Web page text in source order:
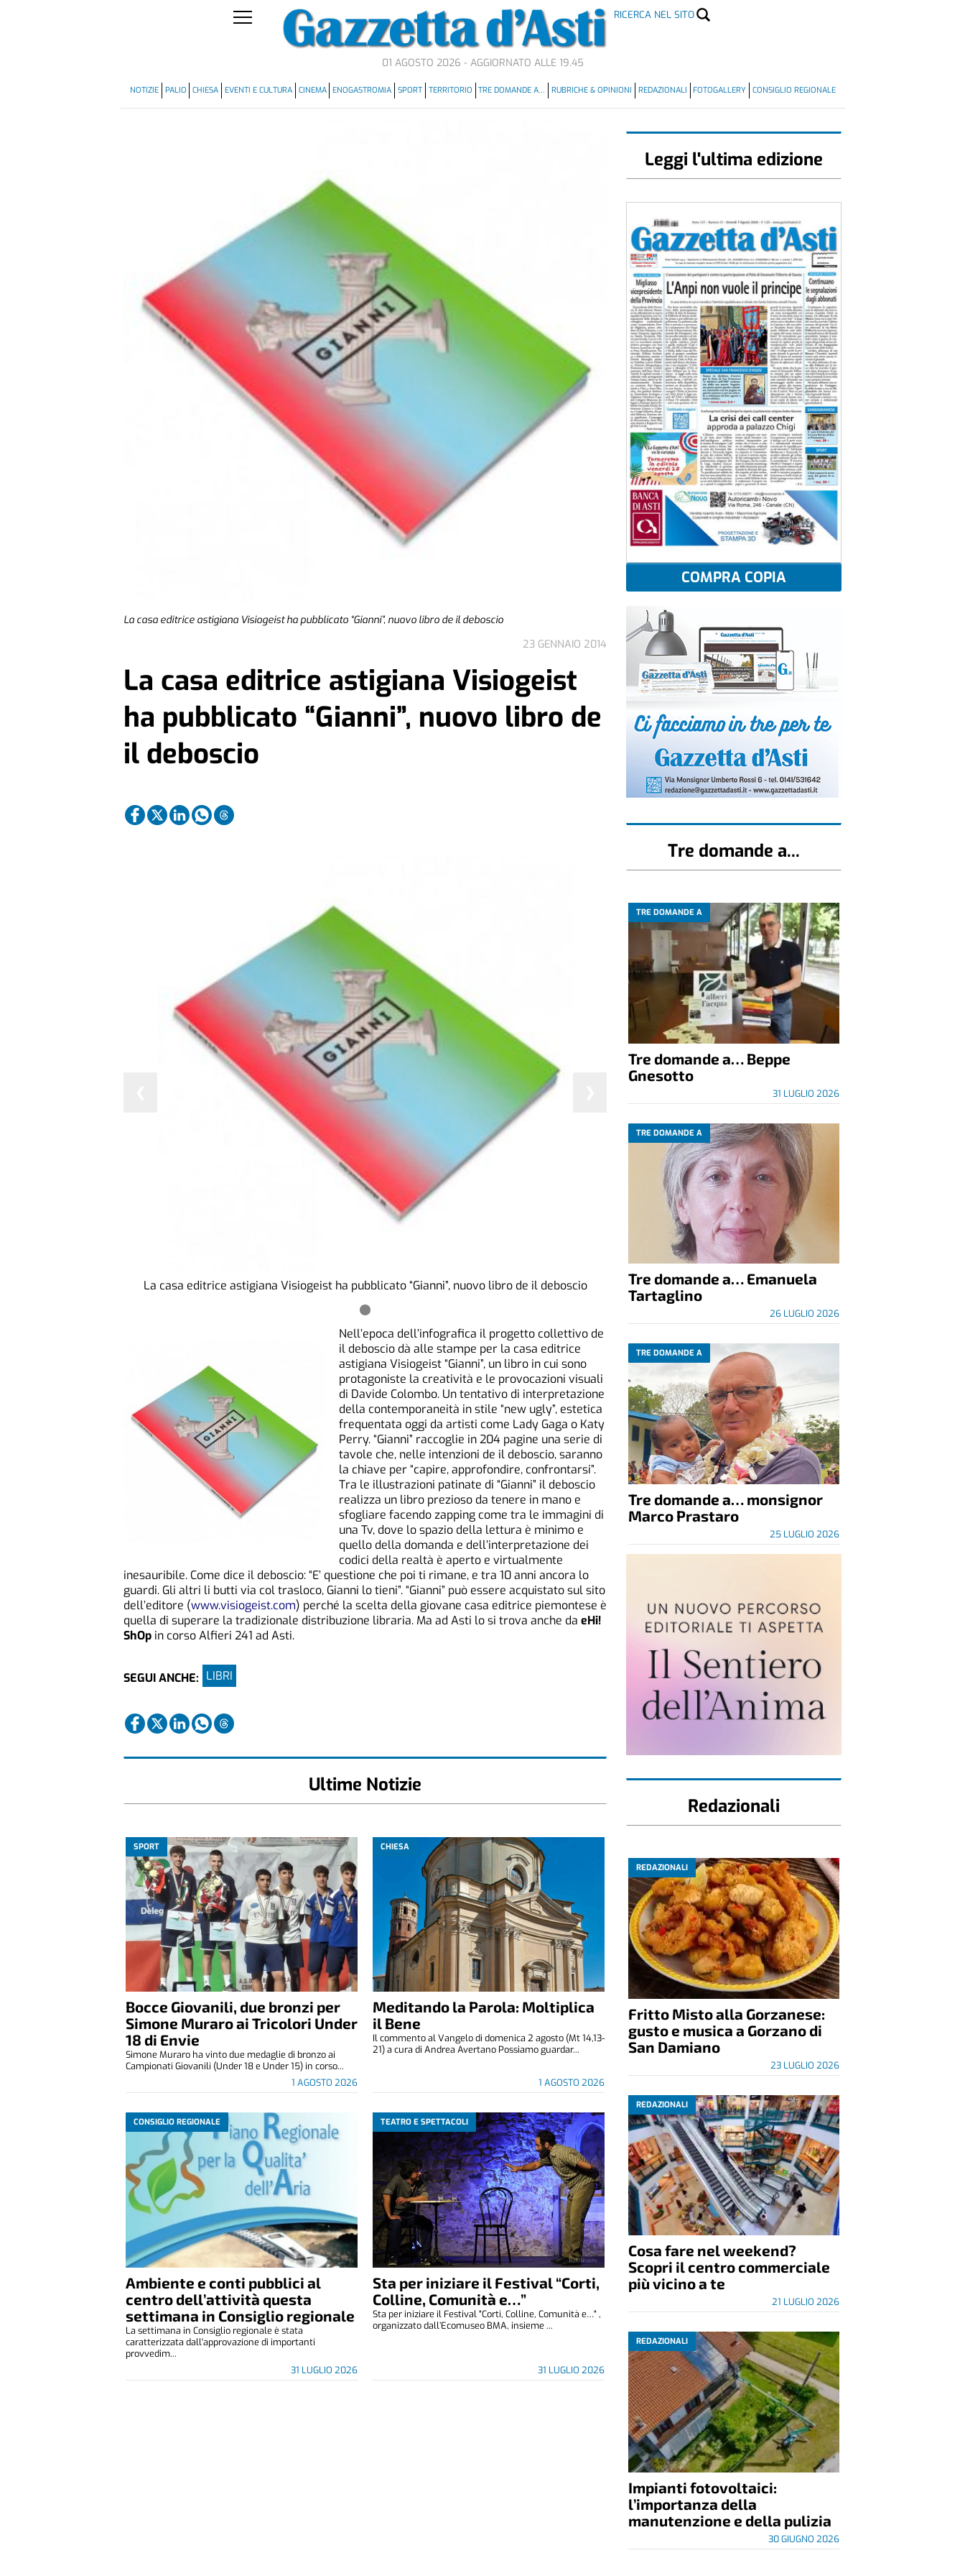
RICERCA NEL SITO
01 AGOSTO 2026 - AGGIORNATO ALLE 19.45
NOTIZIE PALIO CHIESA EVENTI E CULTURA CINEMA ENOGASTROMIA SPORT TERRITORIO TRE DOMANDE A… RUBRICHE & OPINIONI REDAZIONALI FOTOGALLERY CONSIGLIO REGIONALE
La casa editrice astigiana Visiogeist ha pubblicato “Gianni”, nuovo libro de il deboscio
23 GENNAIO 2014
La casa editrice astigiana Visiogeist
ha pubblicato “Gianni”, nuovo libro de
il deboscio
La casa editrice astigiana Visiogeist ha pubblicato “Gianni”, nuovo libro de il deboscio
Nell’epoca dell’infografica il progetto collettivo de
il deboscio dà alle stampe per la casa editrice
astigiana Visiogeist “Gianni”, un libro in cui sono
protagoniste la creatività e le provocazioni visuali
di Davide Colombo. Un tentativo di interpretazione
della contemporaneità in stile “new ugly”, estetica
frequentata oggi da artisti come Lady Gaga o Katy
Perry. “Gianni” raccoglie in 204 pagine una serie di
tavole che, nelle intenzioni de il deboscio, saranno
la chiave per “capire, approfondire, confrontarsi”.
Tra le illustrazioni patinate di “Gianni” il deboscio
realizza un libro prezioso da tenere in mano e
sfogliare facendo zapping come tra le immagini di
una Tv, dove lo spazio della lettura è minimo e
quello della domanda e dell’interpretazione dei
codici della realtà è aperto e virtualmente
inesauribile. Come dice il deboscio: “E’ questione che poi ti rimane, e tra 10 anni ancora lo
guardi. Gli altri li butti via col trasloco, Gianni lo tieni”. “Gianni” può essere acquistato sul sito
dell’editore (www.visiogeist.com) perché la scelta della giovane casa editrice piemontese è
quella di superare la tradizionale distribuzione libraria. Ma ad Asti lo si trova anche da eHi!
ShOp in corso Alfieri 241 ad Asti.
SEGUI ANCHE: LIBRI
Ultime Notizie
SPORT
Bocce Giovanili, due bronzi per
Simone Muraro ai Tricolori Under
18 di Envie
1 AGOSTO 2026
Simone Muraro ha vinto due medaglie di bronzo ai
Campionati Giovanili (Under 18 e Under 15) in corso...
CHIESA
Meditando la Parola: Moltiplica
il Bene
1 AGOSTO 2026
Il commento al Vangelo di domenica 2 agosto (Mt 14,13-
21) a cura di Andrea Avertano Possiamo guardar...
CONSIGLIO REGIONALE
Ambiente e conti pubblici al
centro dell’attività questa
settimana in Consiglio regionale
31 LUGLIO 2026
La settimana in Consiglio regionale è stata
caratterizzata dall'approvazione di importanti
provvedim...
TEATRO E SPETTACOLI
Sta per iniziare il Festival “Corti,
Colline, Comunità e…”
31 LUGLIO 2026
Sta per iniziare il Festival "Corti, Colline, Comunità e…" ,
organizzato dall’Ecomuseo BMA, insieme ...
Leggi l'ultima edizione
COMPRA COPIA
Tre domande a...
TRE DOMANDE A
Tre domande a… Beppe
Gnesotto
31 LUGLIO 2026
TRE DOMANDE A
Tre domande a… Emanuela
Tartaglino
26 LUGLIO 2026
TRE DOMANDE A
Tre domande a… monsignor
Marco Prastaro
25 LUGLIO 2026
Redazionali
REDAZIONALI
Fritto Misto alla Gorzanese:
gusto e musica a Gorzano di
San Damiano
23 LUGLIO 2026
REDAZIONALI
Cosa fare nel weekend?
Scopri il centro commerciale
più vicino a te
21 LUGLIO 2026
REDAZIONALI
Impianti fotovoltaici:
l’importanza della
manutenzione e della pulizia
30 GIUGNO 2026